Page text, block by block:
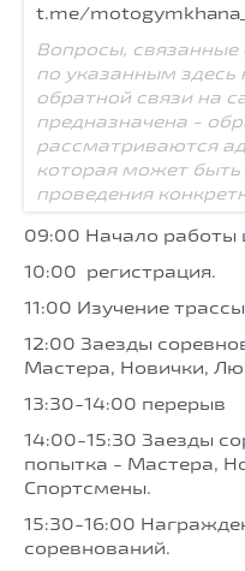
t.me/
Вопросы,
по указанным
обратной связи на
предназначена -
рассматриваются
которая может быть
проведения
09:00 Начало работы
10:00 регистрация.
11:00 Изучение
12:00 Заезды
Мастера, Новички,
13:30-14:00 перерыв
14:00-15:30 Заезды
попытка - Мастера,
Спортсмены.
15:30-16:00
соревнований.